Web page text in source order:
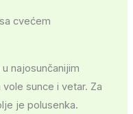
najosunčanijim
vole sunce i vetar. Za
je polusenka.